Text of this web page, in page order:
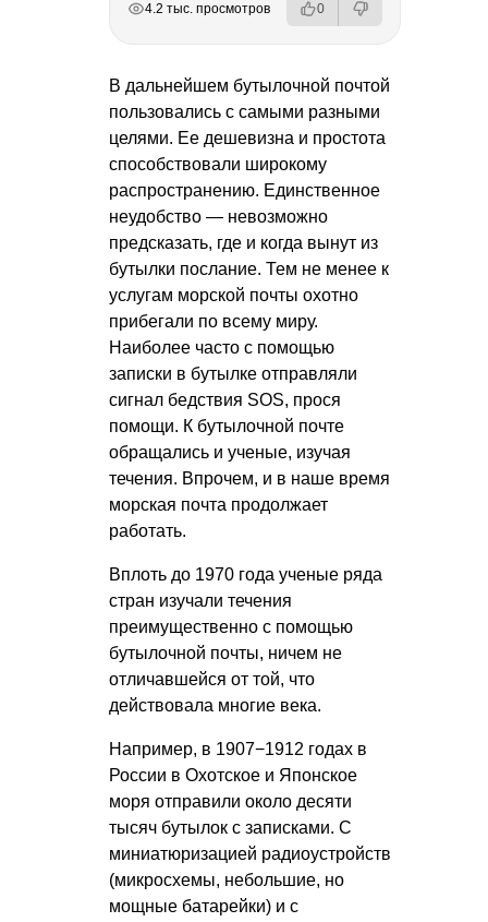
4.2 тыс. просмотров 0
В дальнейшем бутылочной почтой
пользовались с самыми разными
целями. Ее дешевизна и простота
способствовали широкому
распространению. Единственное
неудобство — невозможно
предсказать, где и когда вынут из
бутылки послание. Тем не менее к
услугам морской почты охотно
прибегали по всему миру.
Наиболее часто с помощью
записки в бутылке отправляли
сигнал бедствия SOS, прося
помощи. К бутылочной почте
обращались и ученые, изучая
течения. Впрочем, и в наше время
морская почта продолжает
работать.
Вплоть до 1970 года ученые ряда
стран изучали течения
преимущественно с помощью
бутылочной почты, ничем не
отличавшейся от той, что
действовала многие века.
Например, в 1907−1912 годах в
России в Охотское и Японское
моря отправили около десяти
тысяч бутылок с записками. С
миниатюризацией радиоустройств
(микросхемы, небольшие, но
мощные батарейки) и с